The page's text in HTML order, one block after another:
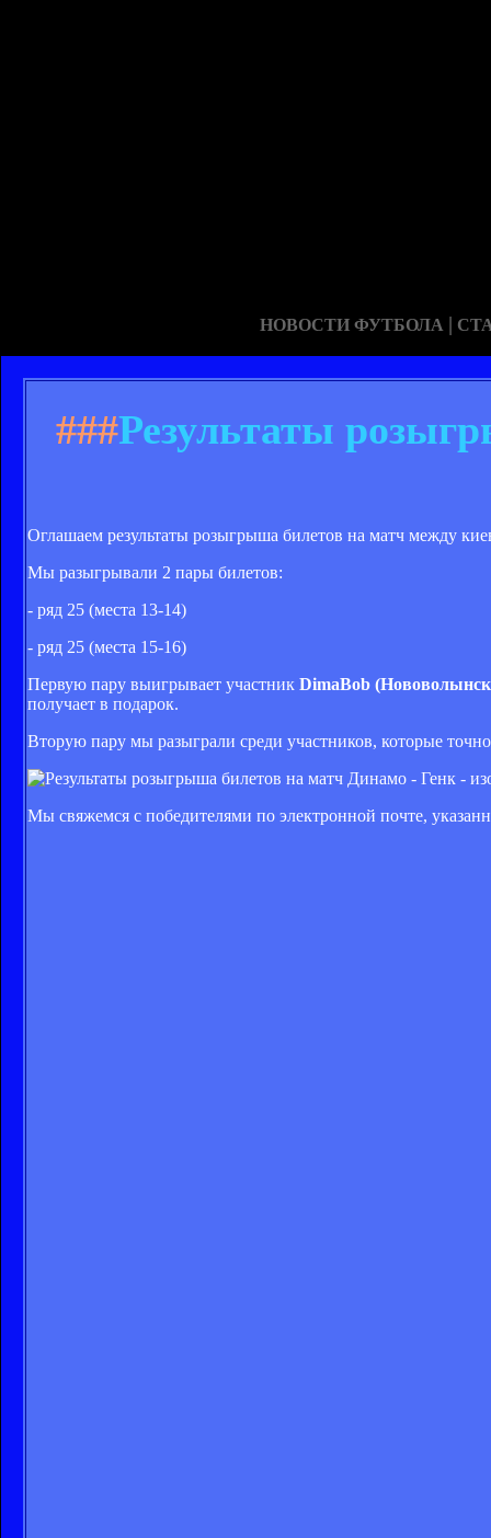
НОВОСТИ ФУТБОЛА |
###Результаты
Оглашаем результаты розыгрыша билетов на матч между
Мы разыгрывали 2 пары билетов:
- ряд 25 (места 13-14)
- ряд 25 (места 15-16)
Первую пару выигрывает участник DimaBob
получает в подарок.
Вторую пару мы разыграли среди участников, которые
Мы свяжемся с победителями по электронной почте,